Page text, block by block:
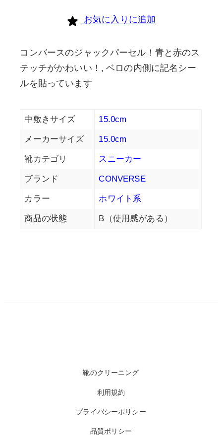
お気に入りに追加
コンバースのジャックパーセル！青と赤のス
テッチがかわいい！, ベロの内側に記名シー
ルを貼っています
中敷きサイズ 15.0cm
メーカーサイズ 15.0cm
靴カテゴリ スニーカー
ブランド CONVERSE
カラー ホワイト系
商品の状態 B（使用感がある）
靴のクリーニング
利用規約
プライバシーポリシー
品質ポリシー